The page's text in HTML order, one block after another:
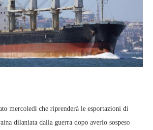
mercoledì che riprenderà le esportazioni di
dilaniata dalla guerra dopo averlo sospeso